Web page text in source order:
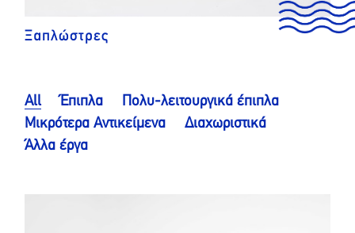
Ξαπλώστρες
All Έπιπλα
Πολυ-λειτουργικά έπιπλα
Μικρότερα Αντικείμενα
Διαχωριστικά
Άλλα έργα